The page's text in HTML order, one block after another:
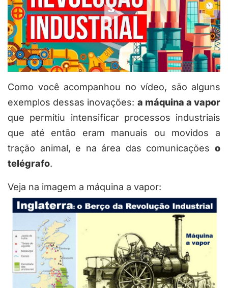
Como você acompanhou no vídeo, são alguns
exemplos dessas inovações: a máquina a vapor
que permitiu intensificar processos industriais
que até então eram manuais ou movidos a
tração animal, e na área das comunicações o
telégrafo.
Veja na imagem a máquina a vapor: